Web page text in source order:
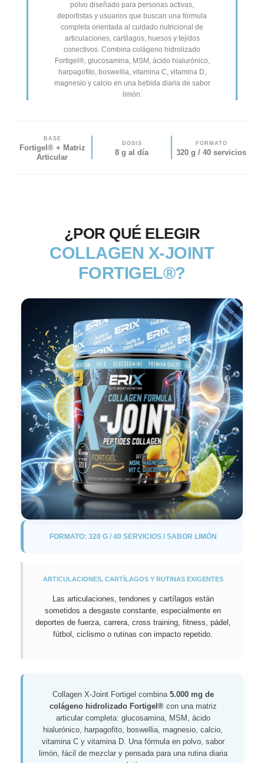
polvo diseñado para personas activas,
deportistas y usuarios que buscan una fórmula
completa orientada al cuidado nutricional de
articulaciones, cartílagos, huesos y tejidos
conectivos. Combina colágeno hidrolizado
Fortigel®, glucosamina, MSM, ácido hialurónico,
harpagofito, boswellia, vitamina C, vitamina D,
magnesio y calcio en una bebida diaria de sabor
limón.
BASE
Fortigel® + Matriz
Articular
DOSIS
8 g al día
FORMATO
320 g / 40 servicios
¿POR QUÉ ELEGIR
COLLAGEN X-JOINT
FORTIGEL®?
FORMATO: 320 G / 40 SERVICIOS / SABOR LIMÓN
ARTICULACIONES, CARTÍLAGOS Y RUTINAS EXIGENTES
Las articulaciones, tendones y cartílagos están
sometidos a desgaste constante, especialmente en
deportes de fuerza, carrera, cross training, fitness, pádel,
fútbol, ciclismo o rutinas con impacto repetido.
Collagen X-Joint Fortigel combina 5.000 mg de
colágeno hidrolizado Fortigel®con una matriz
articular completa: glucosamina, MSM, ácido
hialurónico, harpagofito, boswellia, magnesio, calcio,
vitamina C y vitamina D. Una fórmula en polvo, sabor
limón, fácil de mezclar y pensada para una rutina diaria